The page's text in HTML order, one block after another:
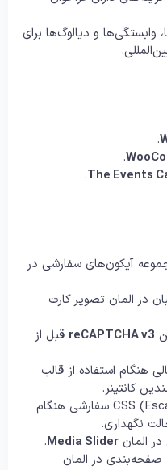
وابستگی‌ها و دیالوگ‌ها برای
.
.
The Events
.
آیکون‌های سفارشی در
در المان تصویر کارت
reCAPTCHA v3 قبل از
هنگام استفاده از قالب
کانتینر.
رفع اشتباه در فراردهی (Escaping) CSS سفارشی هنگام
نگهداری.
المان Media Slider
.
صفحه‌بندی در المان